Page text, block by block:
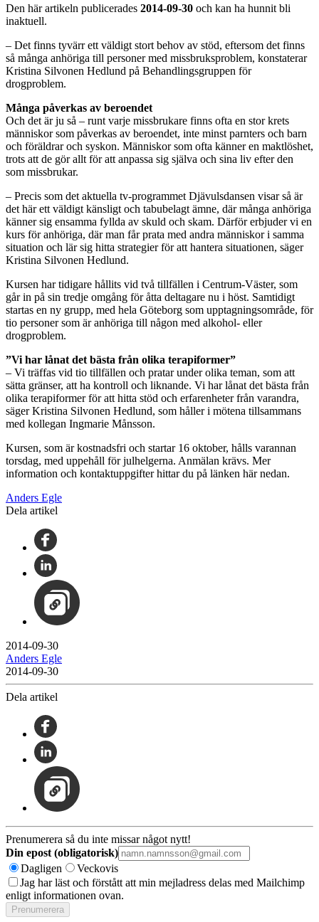
Den här artikeln publicerades 2014-09-30 och kan ha hunnit bli
inaktuell.
– Det finns tyvärr ett väldigt stort behov av stöd, eftersom det finns
så många anhöriga till personer med missbruksproblem, konstaterar
Kristina Silvonen Hedlund på Behandlingsgruppen för
drogproblem.
Många påverkas av beroendet
Och det är ju så – runt varje missbrukare finns ofta en stor krets
människor som påverkas av beroendet, inte minst parnters och barn
och föräldrar och syskon. Människor som ofta känner en maktlöshet,
trots att de gör allt för att anpassa sig själva och sina liv efter den
som missbrukar.
– Precis som det aktuella tv-programmet Djävulsdansen visar så är
det här ett väldigt känsligt och tabubelagt ämne, där många anhöriga
känner sig ensamma fyllda av skuld och skam. Därför erbjuder vi en
kurs för anhöriga, där man får prata med andra människor i samma
situation och lär sig hitta strategier för att hantera situationen, säger
Kristina Silvonen Hedlund.
Kursen har tidigare hållits vid två tillfällen i Centrum-Väster, som
går in på sin tredje omgång för åtta deltagare nu i höst. Samtidigt
startas en ny grupp, med hela Göteborg som upptagningsområde, för
tio personer som är anhöriga till någon med alkohol- eller
drogproblem.
”Vi har lånat det bästa från olika terapiformer”
– Vi träffas vid tio tillfällen och pratar under olika teman, som att
sätta gränser, att ha kontroll och liknande. Vi har lånat det bästa från
olika terapiformer för att hitta stöd och erfarenheter från varandra,
säger Kristina Silvonen Hedlund, som håller i mötena tillsammans
med kollegan Ingmarie Månsson.
Kursen, som är kostnadsfri och startar 16 oktober, hålls varannan
torsdag, med uppehåll för julhelgerna. Anmälan krävs. Mer
information och kontaktuppgifter hittar du på länken här nedan.
Anders Egle
Dela artikel
2014-09-30
Anders Egle
2014-09-30
Dela artikel
Prenumerera så du inte missar något nytt!
Din epost (obligatorisk)
Dagligen
Veckovis
Jag har läst och förstått att min mejladress delas med Mailchimp
enligt informationen ovan.